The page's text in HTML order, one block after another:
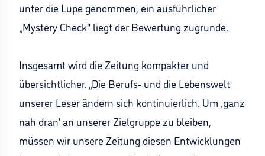
unter die Lupe genommen, ein ausführlicher
„Mystery Check“ liegt der Bewertung zugrunde.
Insgesamt wird die Zeitung kompakter und
übersichtlicher. „Die Berufs- und die Lebenswelt
unserer Leser ändern sich kontinuierlich. Um ‚ganz
nah dran’ an unserer Zielgruppe zu bleiben,
müssen wir unsere Zeitung diesen Entwicklungen